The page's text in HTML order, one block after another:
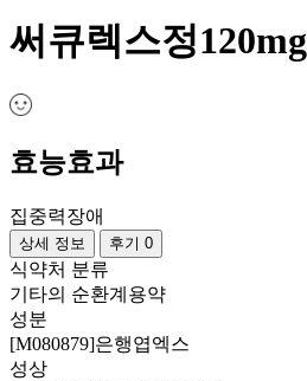
써큐렉스정120mg
효능효과
집중력장애
상세 정보 후기 0
식약처 분류
기타의 순환계용약
성분
[M080879]은행엽엑스
성상